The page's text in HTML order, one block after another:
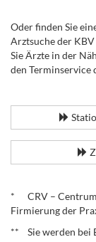
Oder finden Sie
Arztsuche der
Sie Ärzte in der
den
* CRV – Centrum
Firmierung der
** Sie werden bei